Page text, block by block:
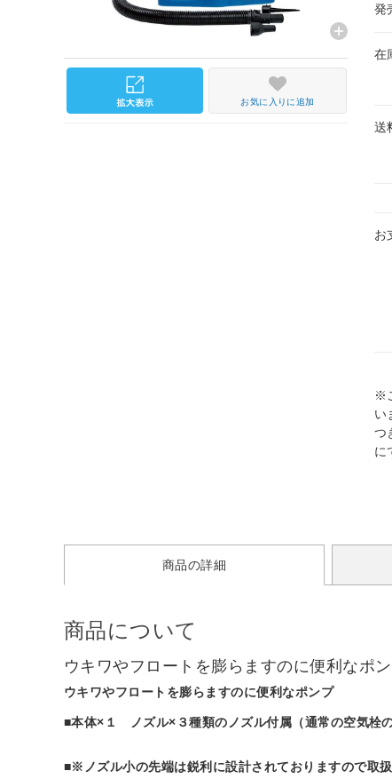
発
在
送
お
※
い
つ
に
お気に入りに追加
商品の詳細
商品について
ウキワやフロートを膨らますのに便利なポ
ウキワやフロートを膨らますのに便利なポンプ
■本体×１ ノズル×３種類のノズル付属（通常の空気栓
■※ノズル小の先端は鋭利に設計されておりますので取